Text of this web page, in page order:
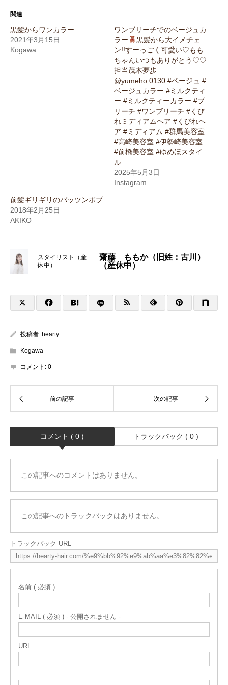
関連
黒髪からワンカラー
2021年3月15日
Kogawa
ワンブリーチでのベージュカ
ラー
黒髪から大イメチェ
ン!!すーっごく可愛い♡もも
ちゃんいつもありがとう♡♡
担当茂木夢歩
@yumeho.0130 #ベージュ #
ベージュカラー #ミルクティ
ー #ミルクティーカラー #ブ
リーチ #ワンブリーチ #くび
れミディアムヘア #くびれヘ
ア #ミディアム #群馬美容室
#高崎美容室 #伊勢崎美容室
#前橋美容室 #ゆめほスタイ
ル
2025年5月3日
Instagram
前髪ギリギリのパッツンボブ
2018年2月25日
AKIKO
スタイリスト（産
休中）
齋藤 ももか（旧姓：古川）
（産休中）
投稿者: hearty
Kogawa
コメント: 0
コメント ( 0 ) トラックバック ( 0 )
この記事へのコメントはありません。
この記事へのトラックバックはありません。
トラックバック URL
名前 ( 必須 )
E-MAIL ( 必須 ) - 公開されません -
URL